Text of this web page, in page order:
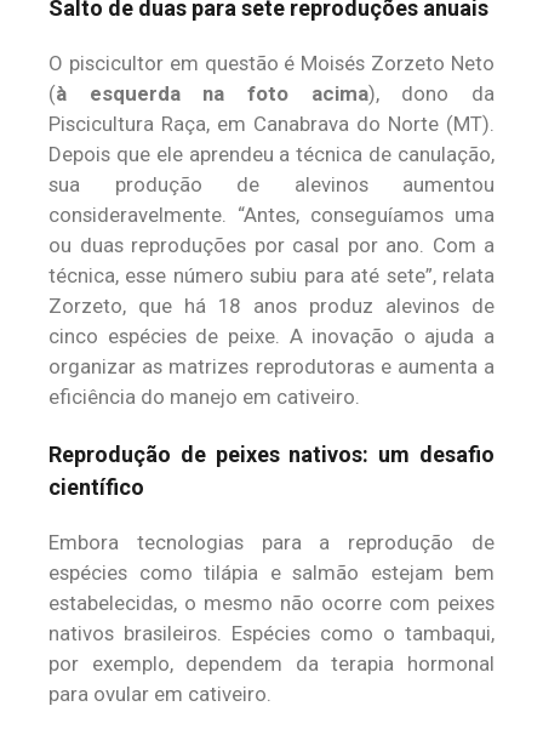
Salto de duas para sete reproduções anuais
O piscicultor em questão é Moisés Zorzeto Neto
(à esquerda na foto acima), dono da
Piscicultura Raça, em Canabrava do Norte (MT).
Depois que ele aprendeu a técnica de canulação,
sua produção de alevinos aumentou
consideravelmente. “Antes, conseguíamos uma
ou duas reproduções por casal por ano. Com a
técnica, esse número subiu para até sete”, relata
Zorzeto, que há 18 anos produz alevinos de
cinco espécies de peixe. A inovação o ajuda a
organizar as matrizes reprodutoras e aumenta a
eficiência do manejo em cativeiro.
Reprodução de peixes nativos: um desafio
científico
Embora tecnologias para a reprodução de
espécies como tilápia e salmão estejam bem
estabelecidas, o mesmo não ocorre com peixes
nativos brasileiros. Espécies como o tambaqui,
por exemplo, dependem da terapia hormonal
para ovular em cativeiro.